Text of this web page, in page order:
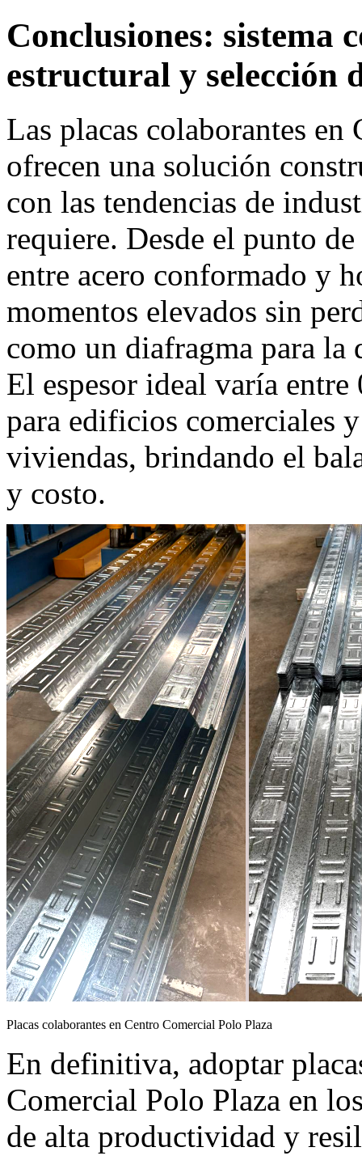
Conclusiones: sistema
estructural y selección
Las placas colaborantes
ofrecen una solución
con las tendencias de
requiere. Desde el punto
entre acero conformado y
momentos elevados sin
como un diafragma para la
El espesor ideal varía
para edificios comerciales
viviendas, brindando el
y costo.
Placas colaborantes en Centro Comercial Polo Plaza
En definitiva, adoptar
Comercial Polo Plaza en
de alta productividad y